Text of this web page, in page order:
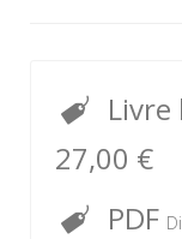
Livre
27,00 €
PDF